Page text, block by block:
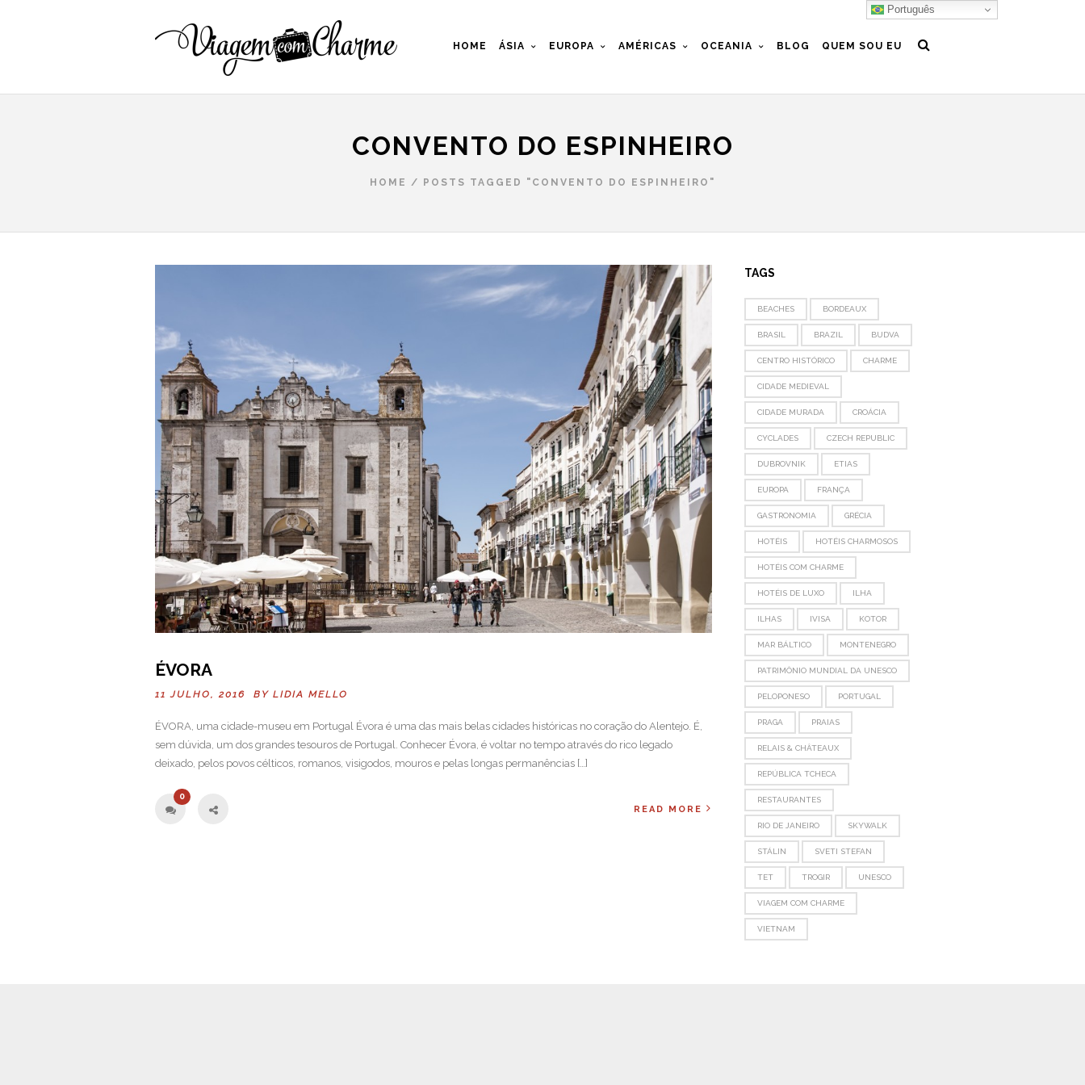
HOME ÁSIA EUROPA AMÉRICAS OCEANIA BLOG QUEM SOU EU
CONVENTO DO ESPINHEIRO
HOME / POSTS TAGGED "CONVENTO DO ESPINHEIRO"
ÉVORA
11 JULHO, 2016 BY LIDIA MELLO
ÉVORA, uma cidade-museu em Portugal Évora é uma das mais belas cidades históricas no coração do Alentejo. É,
sem dúvida, um dos grandes tesouros de Portugal. Conhecer Évora, é voltar no tempo através do rico legado
deixado, pelos povos célticos, romanos, visigodos, mouros e pelas longas permanências […]
0
READ MORE
TAGS
BEACHES BORDEAUX
BRASIL BRAZIL BUDVA
CENTRO HISTÓRICO CHARME
CIDADE MEDIEVAL
CIDADE MURADA CROÁCIA
CYCLADES CZECH REPUBLIC
DUBROVNIK ETIAS
EUROPA FRANÇA
GASTRONOMIA GRÉCIA
HOTÉIS HOTÉIS CHARMOSOS
HOTÉIS COM CHARME
HOTÉIS DE LUXO ILHA
ILHAS IVISA KOTOR
MAR BÁLTICO MONTENEGRO
PATRIMÔNIO MUNDIAL DA UNESCO
PELOPONESO PORTUGAL
PRAGA PRAIAS
RELAIS & CHÂTEAUX
REPÚBLICA TCHECA
RESTAURANTES
RIO DE JANEIRO SKYWALK
STÁLIN SVETI STEFAN
TET TROGIR UNESCO
VIAGEM COM CHARME
VIETNAM
Português